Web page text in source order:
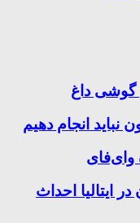
گوشی داغ
نباید انجام دهیم
وای‌فای
ایتالیا احداث